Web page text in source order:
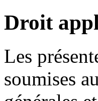
Droit
Les
soumises